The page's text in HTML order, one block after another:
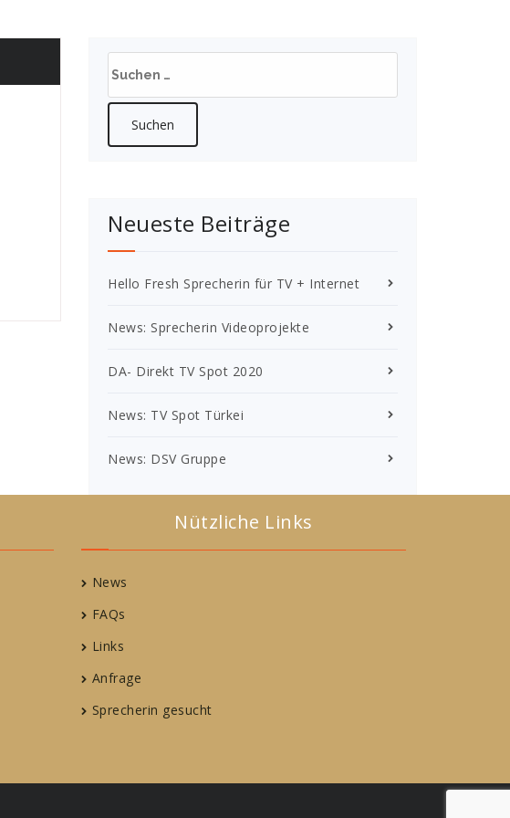
nach:
Neueste Beiträge
Hello Fresh Sprecherin für TV + Internet
News: Sprecherin Videoprojekte
DA- Direkt TV Spot 2020
News: TV Spot Türkei
News: DSV Gruppe
Nützliche Links
News
FAQs
Links
Anfrage
Sprecherin gesucht